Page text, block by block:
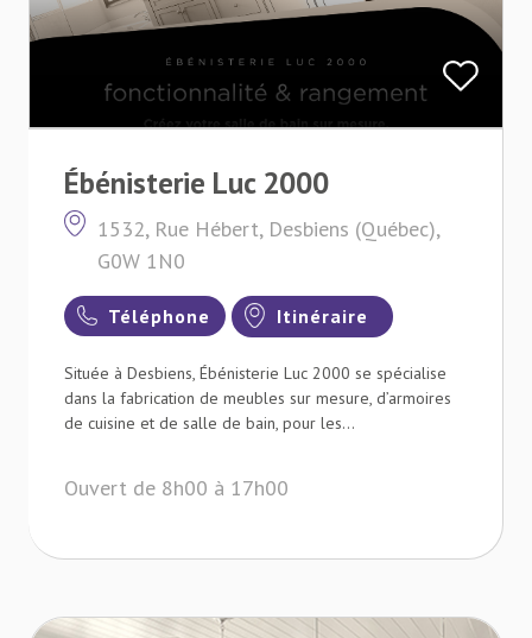
Ébénisterie Luc 2000
1532, Rue Hébert, Desbiens (Québec),
G0W 1N0
Téléphone Itinéraire
Située à Desbiens, Ébénisterie Luc 2000 se spécialise
dans la fabrication de meubles sur mesure, d’armoires
de cuisine et de salle de bain, pour les...
Ouvert de 8h00 à 17h00